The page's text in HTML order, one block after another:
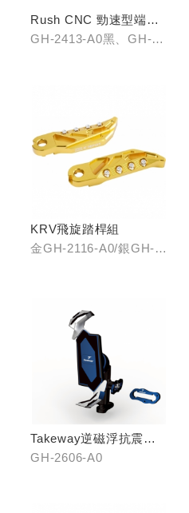
Rush CNC 勁速型端子
藍鏡(黑/銀/鈦)
GH-2413-A0黑、GH-
KRV飛旋踏桿組
金GH-2116-A0/銀GH-
Takeway逆磁浮抗震手
機架
GH-2606-A0